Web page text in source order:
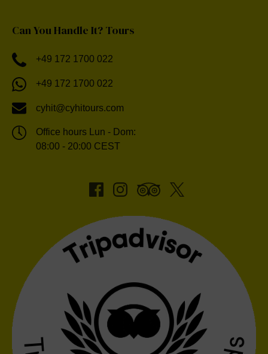
Can You Handle It? Tours
+49 172 1700 022
+49 172 1700 022
cyhit@cyhitours.com
Office hours Lun - Dom:
08:00 - 20:00 CEST